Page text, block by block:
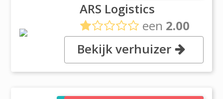
ARS Logistics
een 2.00
uit5 reviews
, 9 Mounjoy St., 1609 Pretoria
Bekijk verhuizer